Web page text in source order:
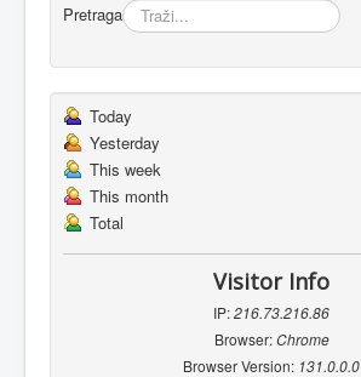
Pretraga
Today
Yesterday
This week
This month
Total
Visitor Info
IP:216.73.216.86
Browser:Chrome
Browser Version: 131.0.0.0